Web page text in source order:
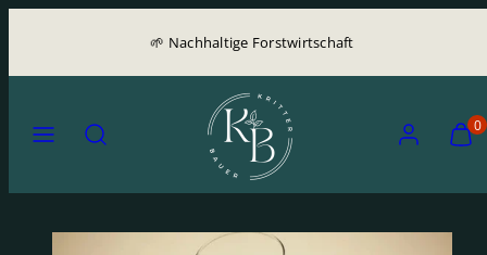
🌱 Nachhaltige Forstwirtschaft
0